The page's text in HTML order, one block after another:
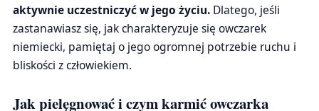
aktywnie uczestniczyć w jego życiu. Dlatego, jeśli
zastanawiasz się, jak charakteryzuje się owczarek
niemiecki, pamiętaj o jego ogromnej potrzebie ruchu i
bliskości z człowiekiem.
Jak pielęgnować i czym karmić owczarka